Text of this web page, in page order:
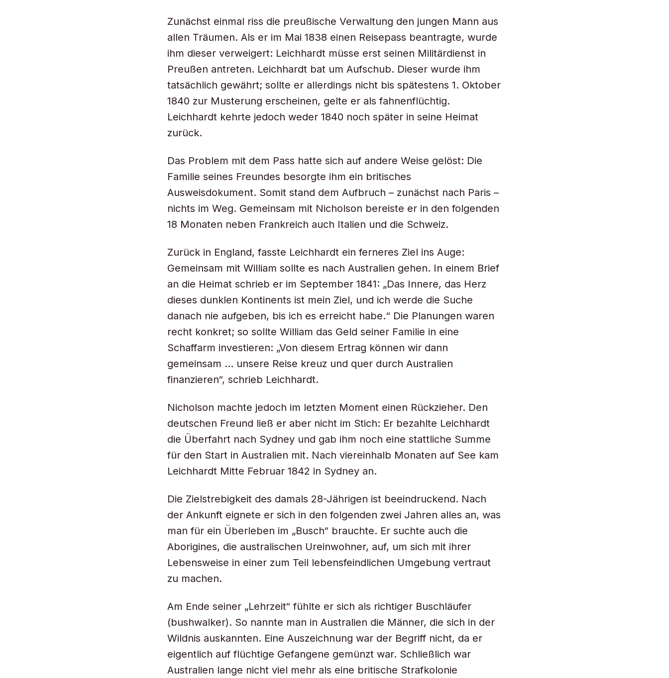
Zunächst einmal riss die preußische Verwaltung den jungen Mann aus
allen Träumen. Als er im Mai 1838 einen Reisepass beantragte, wurde
ihm dieser verweigert: Leichhardt müsse erst seinen Militärdienst in
Preußen antreten. Leichhardt bat um Aufschub. Dieser wurde ihm
tatsächlich gewährt; sollte er allerdings nicht bis spätestens 1. Oktober
1840 zur Musterung erscheinen, gelte er als fahnenflüchtig.
Leichhardt kehrte jedoch weder 1840 noch später in seine Heimat
zurück.
Das Problem mit dem Pass hatte sich auf andere Weise gelöst: Die
Familie seines Freundes besorgte ihm ein britisches
Ausweisdokument. Somit stand dem Aufbruch – zunächst nach Paris –
nichts im Weg. Gemeinsam mit Nicholson bereiste er in den folgenden
18 Monaten neben Frankreich auch Italien und die Schweiz.
Zurück in England, fasste Leichhardt ein ferneres Ziel ins Auge:
Gemeinsam mit William sollte es nach Australien gehen. In einem Brief
an die Heimat schrieb er im September 1841: „Das Innere, das Herz
dieses dunklen Kontinents ist mein Ziel, und ich werde die Suche
danach nie aufgeben, bis ich es erreicht habe.“ Die Planungen waren
recht konkret; so sollte William das Geld seiner Familie in eine
Schaffarm investieren: „Von diesem Ertrag können wir dann
gemeinsam … unsere Reise kreuz und quer durch Australien
finanzieren“, schrieb Leichhardt.
Nicholson machte jedoch im letzten Moment einen Rückzieher. Den
deutschen Freund ließ er aber nicht im Stich: Er bezahlte Leichhardt
die Überfahrt nach Sydney und gab ihm noch eine stattliche Summe
für den Start in Australien mit. Nach viereinhalb Monaten auf See kam
Leichhardt Mitte Februar 1842 in Sydney an.
Die Zielstrebigkeit des damals 28-Jährigen ist beeindruckend. Nach
der Ankunft eignete er sich in den folgenden zwei Jahren alles an, was
man für ein Überleben im „Busch“ brauchte. Er suchte auch die
Aborigines, die australischen Ureinwohner, auf, um sich mit ihrer
Lebensweise in einer zum Teil lebensfeindlichen Umgebung vertraut
zu machen.
Am Ende seiner „Lehrzeit“ fühlte er sich als richtiger Buschläufer
(bushwalker). So nannte man in Australien die Männer, die sich in der
Wildnis auskannten. Eine Auszeichnung war der Begriff nicht, da er
eigentlich auf flüchtige Gefangene gemünzt war. Schließlich war
Australien lange nicht viel mehr als eine britische Strafkolonie